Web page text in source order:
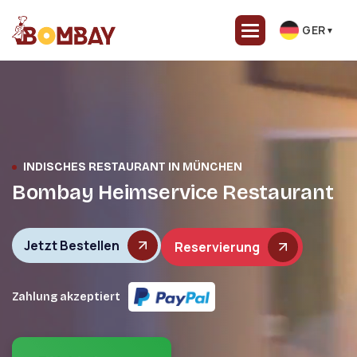
GER ▼
INDISCHES RESTAURANT IN MÜNCHEN
Bombay Heimservice Restaurant
Jetzt Bestellen Reservierung
Zahlung akzeptiert